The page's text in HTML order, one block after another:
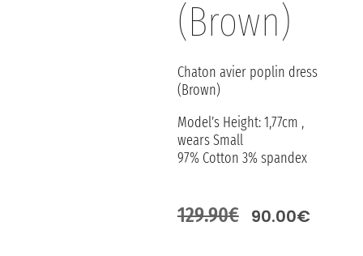
(Brown)
Chaton avier poplin dress
(Brown)
Model’s Height: 1,77cm ,
wears Small
97% Cotton 3% spandex
129.90€ 90.00€